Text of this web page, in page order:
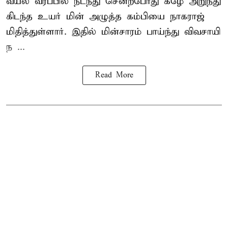
கிடந்த உயர் மின் அழுத்த கம்பியை நாகராஜ்
மிதித்துள்ளார். இதில் மின்சாரம் பாய்ந்து விவசாயி
ந ...
Read More